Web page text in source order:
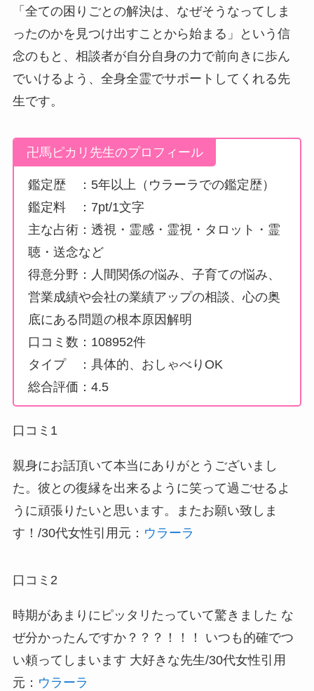
「全ての困りごとの解決は、なぜそうなってしま
ったのかを見つけ出すことから始まる」という信
念のもと、相談者が自分自身の力で前向きに歩ん
でいけるよう、全身全霊でサポートしてくれる先
生です。
卍馬ピカリ先生のプロフィール
鑑定歴 ：5年以上（ウラーラでの鑑定歴）
鑑定料 ：7pt/1文字
主な占術：透視・霊感・霊視・タロット・霊
聴・送念など
得意分野：人間関係の悩み、子育ての悩み、
営業成績や会社の業績アップの相談、心の奥
底にある問題の根本原因解明
口コミ数：108952件
タイプ ：具体的、おしゃべりOK
総合評価：4.5
口コミ1
親身にお話頂いて本当にありがとうございまし
た。彼との復縁を出来るように笑って過ごせるよ
うに頑張りたいと思います。またお願い致しま
す！/30代女性引用元： ウラーラ
口コミ2
時期があまりにピッタリたっていて驚きました な
ぜ分かったんですか？？？！！！ いつも的確でつ
い頼ってしまいます 大好きな先生/30代女性引用
元： ウラーラ